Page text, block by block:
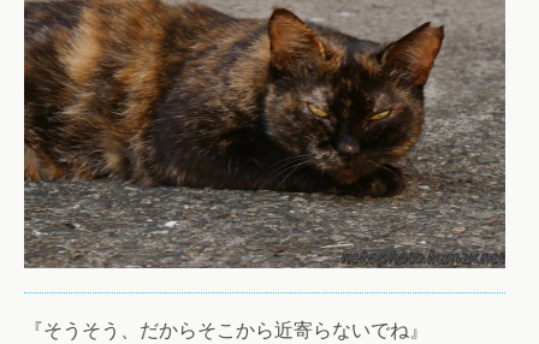
『そうそう、だからそこから近寄らないでね』